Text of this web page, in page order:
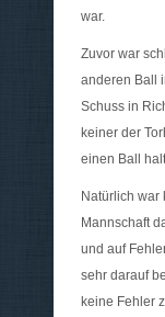
war.
Zuvor war
anderen Ball
Schuss in
keiner der
einen Ball
Natürlich war
Mannschaft
und auf
sehr darauf
keine Fehler